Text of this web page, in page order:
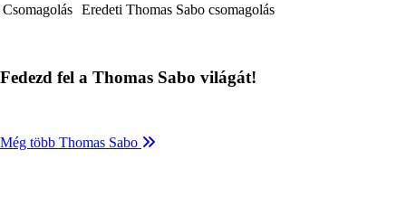
Csomagolás Eredeti Thomas Sabo csomagolás
Fedezd fel a Thomas Sabo világát!
Még több Thomas Sabo